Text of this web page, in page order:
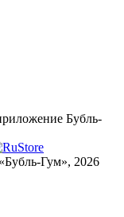
Бубль-
Гум», 2026